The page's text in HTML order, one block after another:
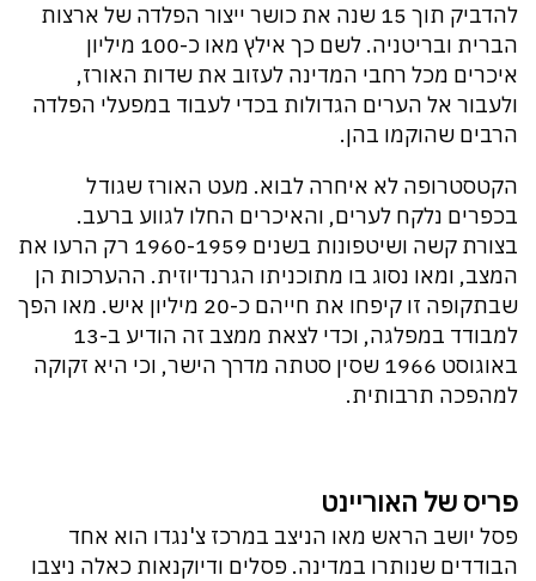
להדביק תוך 15 שנה את כושר ייצור הפלדה של ארצות
הברית ובריטניה. לשם כך אילץ מאו כ-100 מיליון
איכרים מכל רחבי המדינה לעזוב את שדות האורז,
ולעבור אל הערים הגדולות בכדי לעבוד במפעלי הפלדה
הרבים שהוקמו בהן.
הקטסטרופה לא איחרה לבוא. מעט האורז שגודל
בכפרים נלקח לערים, והאיכרים החלו לגווע ברעב.
בצורת קשה ושיטפונות בשנים 1960-1959 רק הרעו את
המצב, ומאו נסוג בו מתוכניתו הגרנדיוזית. ההערכות הן
שבתקופה זו קיפחו את חייהם כ-20 מיליון איש. מאו הפך
למבודד במפלגה, וכדי לצאת ממצב זה הודיע ב-13
באוגוסט 1966 שסין סטתה מדרך הישר, וכי היא זקוקה
למהפכה תרבותית.
פריס של האוריינט
פסל יושב הראש מאו הניצב במרכז צ'נגדו הוא אחד
הבודדים שנותרו במדינה. פסלים ודיוקנאות כאלה ניצבו